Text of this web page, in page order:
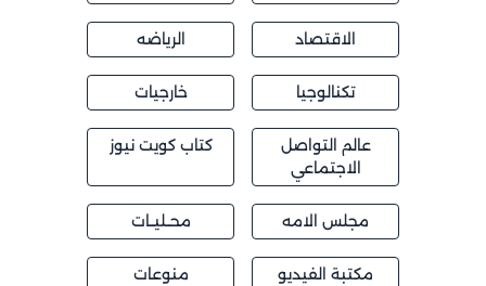
الاقتصاد الرياضه
تكنالوجيا خارجيات
عالم التواصل
الاجتماعي
كتاب كويت نيوز
مجلس الامه محــليــات
مكتبة الفيديو منوعات